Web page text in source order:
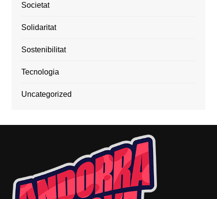
Societat
Solidaritat
Sostenibilitat
Tecnologia
Uncategorized